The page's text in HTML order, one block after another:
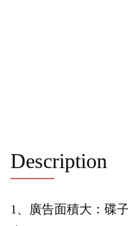
Description
1、廣告面積大：碟